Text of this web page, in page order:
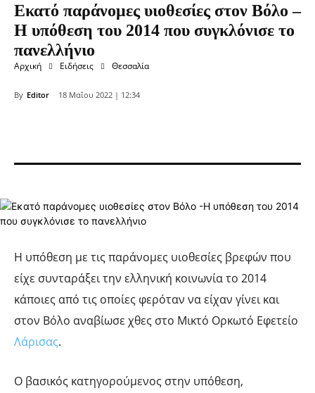
Εκατό παράνομες υιοθεσίες στον Βόλο –
Η υπόθεση του 2014 που συγκλόνισε το
πανελλήνιο
Αρχική Ειδήσεις Θεσσαλία
By Editor 18 Μαΐου 2022 | 12:34
Η υπόθεση με τις παράνομες υιοθεσίες βρεφών που
είχε συνταράξει την ελληνική κοινωνία το 2014
κάποιες από τις οποίες φερόταν να είχαν γίνει και
στον Βόλο αναβίωσε χθες στο Μικτό Ορκωτό Εφετείο
Λάρισας.
Ο βασικός κατηγορούμενος στην υπόθεση,